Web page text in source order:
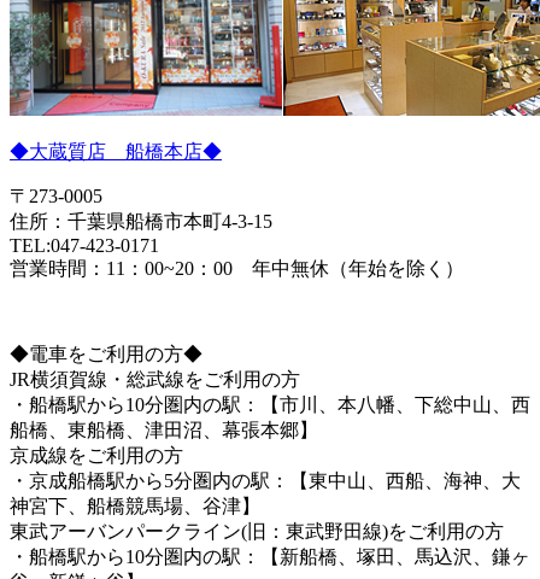
◆大蔵質店 船橋本店◆
〒273-0005
住所：千葉県船橋市本町4-3-15
TEL:047-423-0171
営業時間：11：00~20：00 年中無休（年始を除く）
◆電車をご利用の方◆
JR横須賀線・総武線をご利用の方
・船橋駅から10分圏内の駅：【市川、本八幡、下総中山、西
船橋、東船橋、津田沼、幕張本郷】
京成線をご利用の方
・京成船橋駅から5分圏内の駅：【東中山、西船、海神、大
神宮下、船橋競馬場、谷津】
東武アーバンパークライン(旧：東武野田線)をご利用の方
・船橋駅から10分圏内の駅：【新船橋、塚田、馬込沢、鎌ヶ